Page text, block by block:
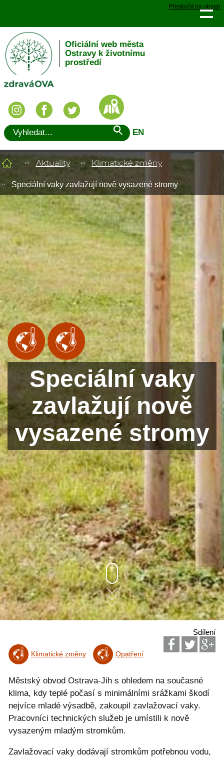
Přeskočit na obsah
Oficiální web města
Ostravy k životnímu
prostředí
EN
Aktuality Klimatické změny
Speciální vaky zavlažují nově vysazené stromy
Speciální vaky
zavlažují nově
vysazené stromy
Sdílení
Klimatické změny Opatření
Městský obvod Ostrava-Jih s ohledem na současné
klima, kdy teplé počasí s minimálními srážkami škodí
nejvíce mladé výsadbě, zakoupil zavlažovací vaky.
Pracovníci technických služeb je umístili k nově
vysazeným mladým stromkům.
Zavlažovací vaky dodávají stromkům potřebnou vodu,